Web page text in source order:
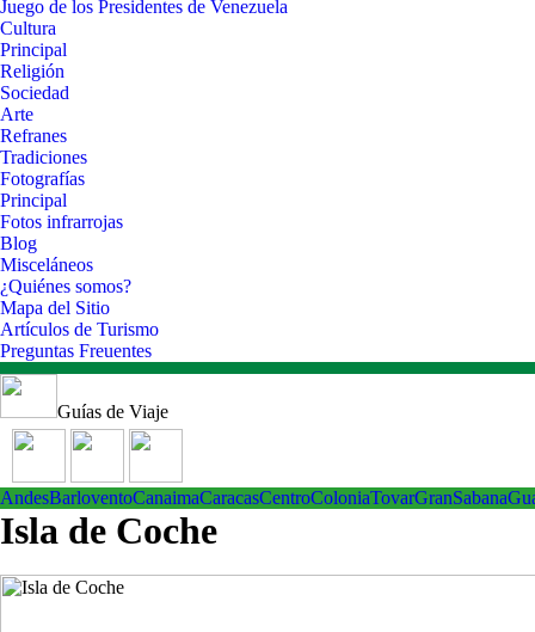
Juego de los Presidentes de Venezuela
Cultura
Principal
Religión
Sociedad
Arte
Refranes
Tradiciones
Fotografías
Principal
Fotos infrarrojas
Blog
Misceláneos
¿Quiénes somos?
Mapa del Sitio
Artículos de Turismo
Preguntas Freuentes
Guías de Viaje
AndesBarloventoCanaimaCaracasCentroColoniaTovarGranSabana
Isla de Coche